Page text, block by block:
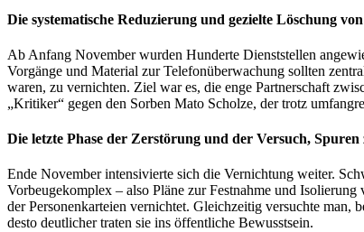
Die systematische Reduzierung und gezielte Löschung
Ab Anfang November wurden Hunderte Dienststellen
Vorgänge und Material zur Telefonüberwachung sollten
waren, zu vernichten. Ziel war es, die enge Partnerschaft
„Kritiker“ gegen den Sorben Mato Scholze, der trotz
Die letzte Phase der Zerstörung und der Versuch, Spuren
Ende November intensivierte sich die Vernichtung weiter.
Vorbeugekomplex – also Pläne zur Festnahme und
der Personenkarteien vernichtet. Gleichzeitig versuchte
desto deutlicher traten sie ins öffentliche Bewusstsein.